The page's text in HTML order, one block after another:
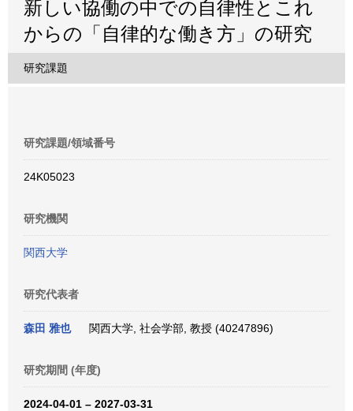
新しい協働の中での自律性とこれ
からの「自律的な働き方」の研究
研究課題
研究課題/領域番号
24K05023
研究機関
関西大学
研究代表者
森田 雅也 関西大学, 社会学部, 教授 (40247896)
研究期間 (年度)
2024-04-01 – 2027-03-31